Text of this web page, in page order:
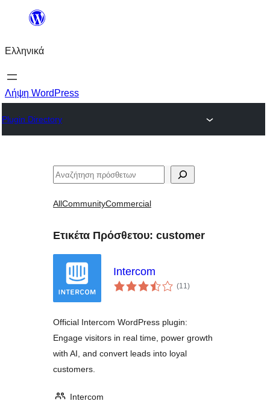
Μετάβαση
περιεχόμενο
Ελληνικά
Λήψη WordPress
Plugin Directory
Αναζήτηση
AllCommunityCommercial
Ετικέτα Πρόσθετου: customer
Intercom
(11αξιολογήσεις
σύνολο
)
Official Intercom WordPress plugin:
Engage visitors in real time, power growth
with AI, and convert leads into loyal
customers.
Intercom